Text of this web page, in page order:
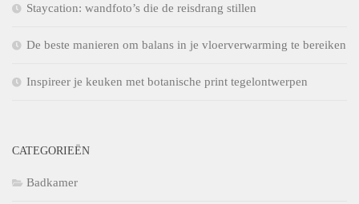
Staycation: wandfoto’s die de reisdrang stillen
De beste manieren om balans in je vloerverwarming te bereiken
Inspireer je keuken met botanische print tegelontwerpen
CATEGORIEËN
Badkamer